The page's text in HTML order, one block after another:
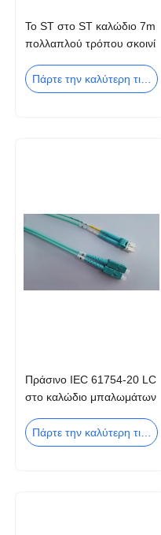
Το ST στο ST καλώδιο 7m
πολλαπλού τρόπου σκοινί
ινών μπαλωμάτων
Πάρτε την καλύτερη τιμή
Πράσινο IEC 61754-20 LC
στο καλώδιο μπαλωμάτων
Πάρτε την καλύτερη τιμή